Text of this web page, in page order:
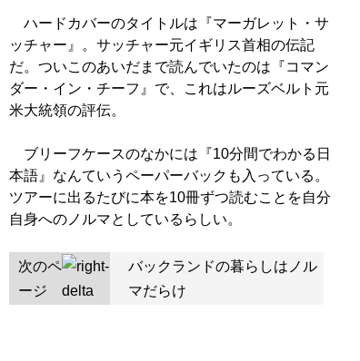
ハードカバーのタイトルは『マーガレット・サ
ッチャー』。サッチャー元イギリス首相の伝記
だ。ついこのあいだまで読んでいたのは『コマン
ダー・イン・チーフ』で、これはルーズベルト元
米大統領の評伝。
ブリーフケースのなかには『10分間でわかる日
本語』なんていうペーパーバックも入っている。
ツアーに出るたびに本を10冊ずつ読むことを自分
自身へのノルマとしているらしい。
次のペ
ージ
バックランドの暮らしはノル
マだらけ